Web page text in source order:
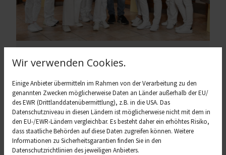
Kontakt
Sie haben Fragen zu unseren Produkten und
Leistungen, oder möchten eines unserer
Produkte bestellen?
Wir verwenden Cookies.
Einige Anbieter übermitteln im Rahmen von der Verarbeitung zu den
genannten Zwecken möglicherweise Daten an Länder außerhalb der EU/
des EWR (Drittlanddatenübermittlung), z.B. in die USA. Das
Datenschutzniveau in diesen Ländern ist möglicherweise nicht mit dem in
den EU-/EWR-Ländern vergleichbar. Es besteht daher ein erhöhtes Risiko,
dass staatliche Behörden auf diese Daten zugreifen können. Weitere
Informationen zu Sicherheitsgarantien finden Sie in den
Datenschutzrichtlinien des jeweiligen Anbieters.